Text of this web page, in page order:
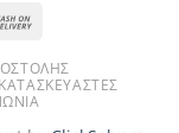
Delivery
ΚΑΤΑΣΚΕΥΑΣΤΈΣ